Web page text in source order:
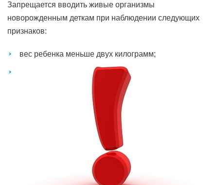
Запрещается вводить живые организмы
новорожденным деткам при наблюдении следующих
признаков:
вес ребенка меньше двух килограмм;